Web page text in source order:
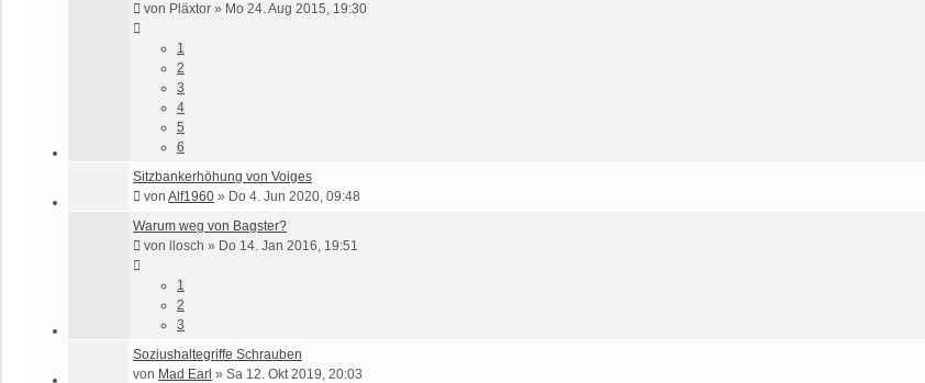
von Pläxtor » Mo 24. Aug 2015, 19:30
1
2
3
4
5
6
Sitzbankerhöhung von Voiges
von Alf1960 » Do 4. Jun 2020, 09:48
Warum weg von Bagster?
von llosch » Do 14. Jan 2016, 19:51
1
2
3
Soziushaltegriffe Schrauben
von Mad Earl » Sa 12. Okt 2019, 20:03